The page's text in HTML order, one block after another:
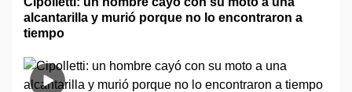
alcantarilla y murió porque no lo encontraron a
tiempo